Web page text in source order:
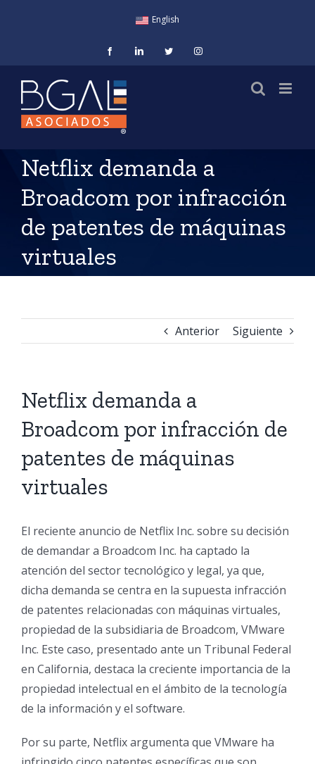
English
FacebookLinkedInTwitter Instagram
Netflix demanda a
Broadcom por infracción
de patentes de máquinas
virtuales
Anterior Siguiente
Netflix demanda a
Broadcom por infracción de
patentes de máquinas
virtuales
El reciente anuncio de Netflix Inc. sobre su decisión
de demandar a Broadcom Inc. ha captado la
atención del sector tecnológico y legal, ya que,
dicha demanda se centra en la supuesta infracción
de patentes relacionadas con máquinas virtuales,
propiedad de la subsidiaria de Broadcom, VMware
Inc. Este caso, presentado ante un Tribunal Federal
en California, destaca la creciente importancia de la
propiedad intelectual en el ámbito de la tecnología
de la información y el software.
Por su parte, Netflix argumenta que VMware ha